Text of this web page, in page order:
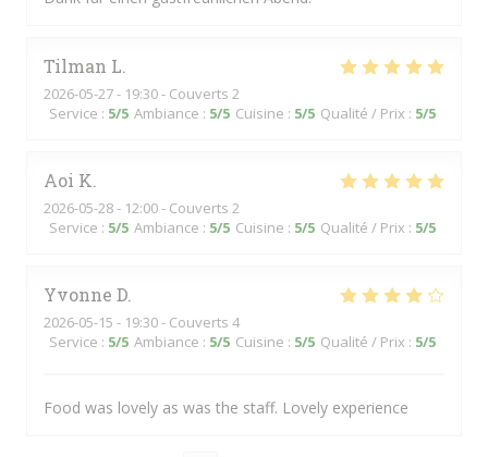
Tilman L
2026-05-27- 19:30 - Couverts 2
Service : 5/5 Ambiance : 5/5 Cuisine : 5/5 Qualité / Prix : 5/5
Aoi K
2026-05-28- 12:00 - Couverts 2
Service : 5/5 Ambiance : 5/5 Cuisine : 5/5 Qualité / Prix : 5/5
Yvonne D
2026-05-15 - 19:30 - Couverts 4
Service : 5/5 Ambiance : 5/5 Cuisine : 5/5 Qualité / Prix : 5/5
Food was lovely as was the staff. Lovely experience